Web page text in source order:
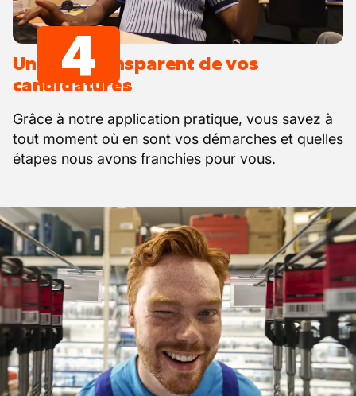
Un suivi transparent de vos
candidatures
Grâce à notre application pratique, vous savez à
tout moment où en sont vos démarches et quelles
étapes nous avons franchies pour vous.
4